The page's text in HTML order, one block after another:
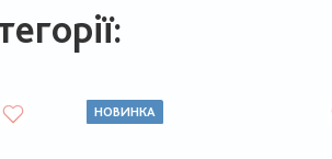
НОВИНКА